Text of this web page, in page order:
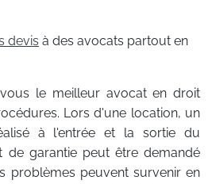
devis à des avocats partout en
le meilleur avocat en droit
Lors d'une location, un
à l'entrée et la sortie du
de garantie peut être demandé
problèmes peuvent survenir en